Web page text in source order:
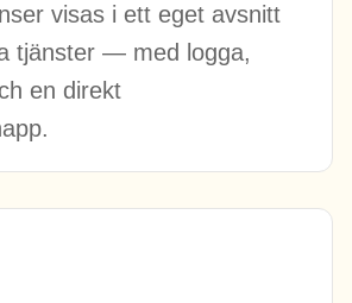
visas i ett eget avsnitt
tjänster — med logga,
en direkt